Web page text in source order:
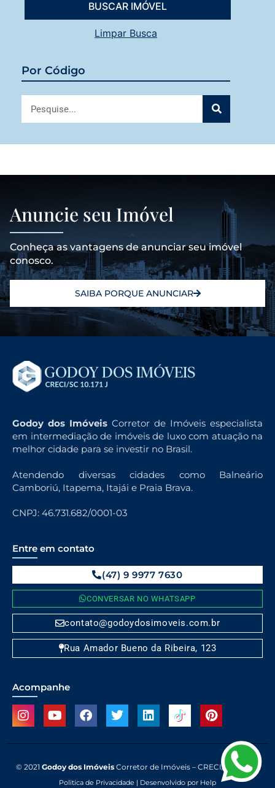
Limpar Busca
Por Código
Anuncie seu Imóvel
Conheça as vantagens de anunciar seu imóvel
conosco.
SAIBA PORQUE ANUNCIAR
Godoy dos Imóveis Corretor de Imóveis especialista
em intermediação de imóveis de luxo com atuação na
melhor cidade para se investir no Brasil.
Atendendo diversas cidades como Balneário
Camboriú, Itapema, Itajái e Praia Brava.
CNPJ: 46.731.682/0001-03
Entre em contato
(47) 9 9977 7630
CONVERSAR NO WHATSAPP
contato@godoydosimoveis.com.br
Rua Amador Bueno da Ribeira, 123
Acompanhe
© 2021 Godoy dos Imóveis Corretor de Imóveis – CRECI/SC 10.171 J
Politica de Privacidade | Desenvolvido por Help